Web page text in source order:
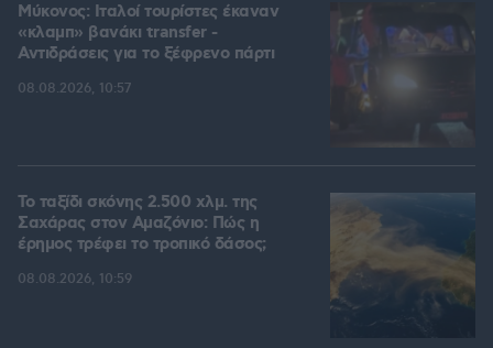
Μύκονος: Ιταλοί τουρίστες έκαναν
«κλαμπ» βανάκι transfer -
Αντιδράσεις για το ξέφρενο πάρτι
08.08.2026, 10:57
Το ταξίδι σκόνης 2.500 χλμ. της
Σαχάρας στον Αμαζόνιο: Πώς η
έρημος τρέφει το τροπικό δάσος;
08.08.2026, 10:59